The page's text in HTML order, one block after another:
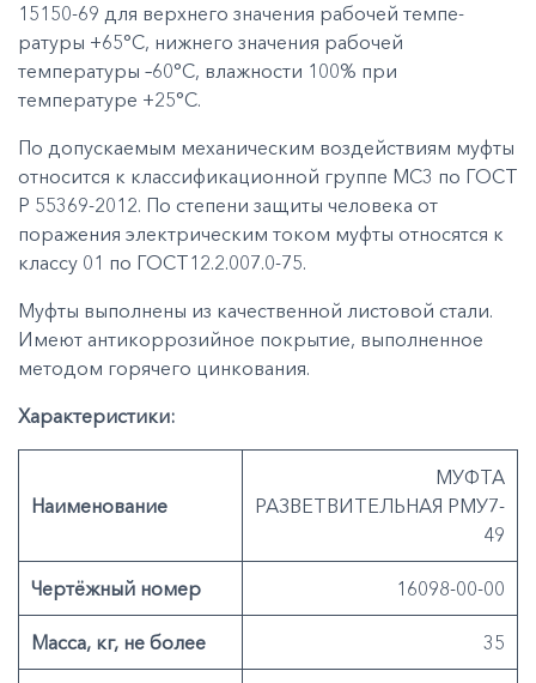
15150-69 для верхнего значения рабочей темпе­
ратуры +65°С, нижнего значения рабочей
температуры –60°С, влажности 100% при
температуре +25°С.
По допускаемым механическим воздействиям муфты
относит­ся к классификационной группе МС3 по ГОСТ
Р 55369-2012. По степени защиты человека от
поражения электрическим током муфты относятся к
классу 01 по ГОСТ12.2.007.0-75.
Муфты выполнены из качественной листовой стали.
Имеют антикоррозийное покрытие, выполненное
методом горячего цинкования.
Характеристики:
Наименование
МУФТА
РАЗВЕТВИТЕЛЬНАЯ РМУ7-
49
Чертёжный номер 16098-00-00
Масса, кг, не более 35